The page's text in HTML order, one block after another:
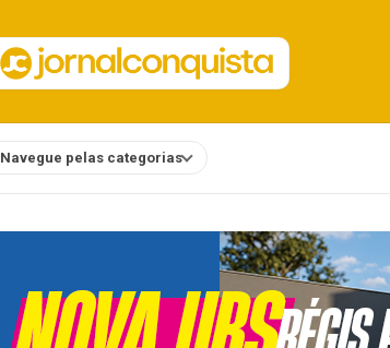
Navegue pelas categorias